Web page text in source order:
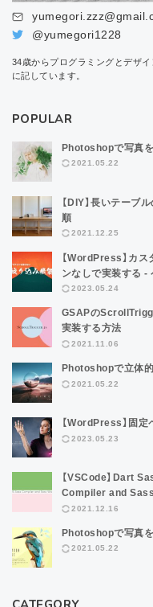
@yumegori1228
34歳からプログラミングとデザ
に記しています。
POPULAR
Photoshopで写真
2021.05.22
【DIY】長いテーブ
順
2021.12.25
【WordPress】カ
ンなしで実装する -
2023.05.24
GSAPの
実装する方法
2021.11.06
Photoshopで立体
2021.05.22
【WordPress】固
2023.05.23
【VSCode】Dart
Compiler and
2021.12.16
Photoshopで写真
2021.05.22
CATEGORY